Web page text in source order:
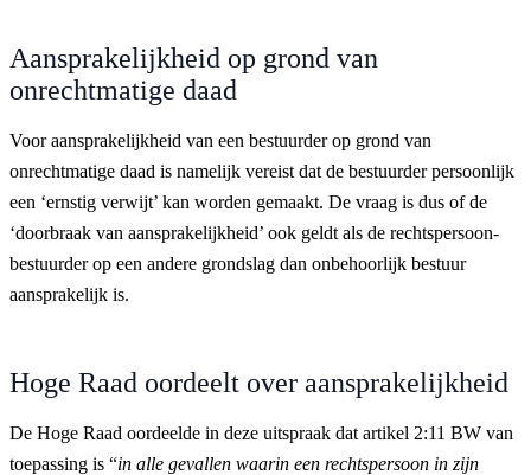
Aansprakelijkheid op grond van
onrechtmatige daad
Voor aansprakelijkheid van een bestuurder op grond van
onrechtmatige daad is namelijk vereist dat de bestuurder persoonlijk
een ‘ernstig verwijt’ kan worden gemaakt. De vraag is dus of de
‘doorbraak van aansprakelijkheid’ ook geldt als de rechtspersoon-
bestuurder op een andere grondslag dan onbehoorlijk bestuur
aansprakelijk is.
Hoge Raad oordeelt over aansprakelijkheid
De Hoge Raad oordeelde in deze uitspraak dat artikel 2:11 BW van
toepassing is “in alle gevallen waarin een rechtspersoon in zijn